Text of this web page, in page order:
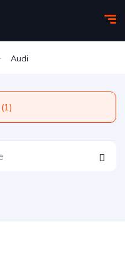
Audi
Filters (1)